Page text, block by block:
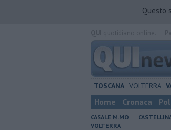
Questo
TOSCANA VOLTERRA
Home Cronaca
CASALE M.MO
VOLTERRA